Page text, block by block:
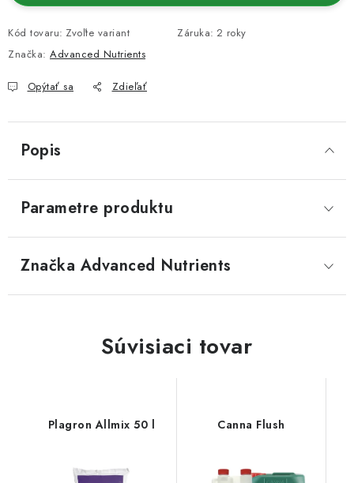
Kód tovaru: Zvoľte variant Záruka: 2 roky
Značka: Advanced Nutrients
Opýtať sa Zdieľať
Popis
Parametre produktu
Značka Advanced Nutrients
Súvisiaci tovar
Plagron Allmix 50 l Canna Flush